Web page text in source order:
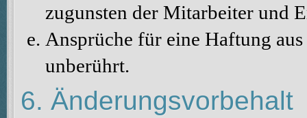
zugunsten der Mitarbeiter und
Ansprüche für eine Haftung
unberührt.
6. Änderungsvorbehalt